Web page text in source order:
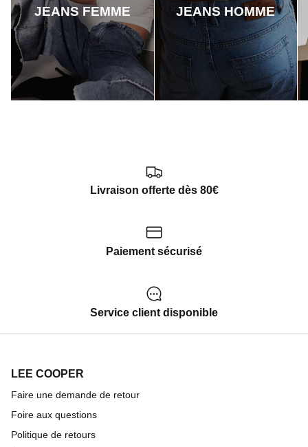
JEANS FEMME JEANS HOMME
Livraison offerte dès 80€
Paiement sécurisé
Service client disponible
LEE COOPER
Faire une demande de retour
Foire aux questions
Politique de retours